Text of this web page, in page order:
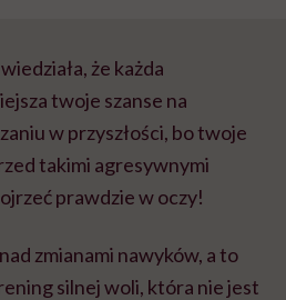
że każda
twoje szanse na
w przyszłości, bo twoje
takimi agresywnymi
prawdzie w oczy!
zmianami nawyków, a to
silnej woli, która nie jest